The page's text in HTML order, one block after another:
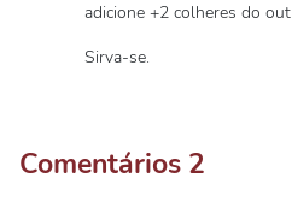
adicione +2 colheres do
Sirva-se.
Comentários 2